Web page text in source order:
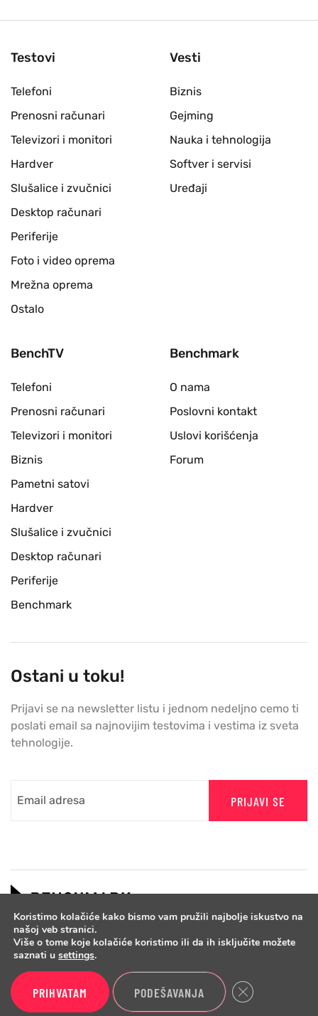
Testovi
Telefoni
Prenosni računari
Televizori i monitori
Hardver
Slušalice i zvučnici
Desktop računari
Periferije
Foto i video oprema
Mrežna oprema
Ostalo
Vesti
Biznis
Gejming
Nauka i tehnologija
Softver i servisi
Uređaji
BenchTV
Telefoni
Prenosni računari
Televizori i monitori
Biznis
Pametni satovi
Hardver
Slušalice i zvučnici
Desktop računari
Periferije
Benchmark
Benchmark
O nama
Poslovni kontakt
Uslovi korišćenja
Forum
Ostani u toku!
Prijavi se na newsletter listu i jednom nedeljno cemo ti
poslati email sa najnovijim testovima i vestima iz sveta
tehnologije.
PRIJAVI SE
Copyright © 2026 Benchmark.
Koristimo kolačiće kako bismo vam pružili najbolje iskustvo na
našoj veb stranici.
Više o tome koje kolačiće koristimo ili da ih isključite možete
saznati u settings.
PRIHVATAM PODEŠAVANJA Close GDPR